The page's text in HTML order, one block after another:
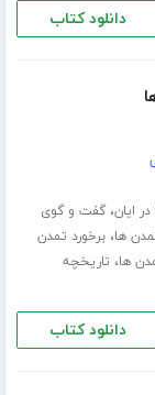
دانلود کتاب
ایان،گفت و گوی
ها،برخورد تمدن
ها، تاریخچه
دانلود کتاب